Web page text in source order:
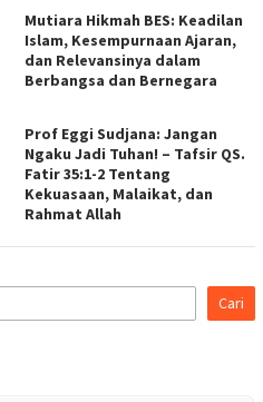
Mutiara Hikmah BES: Keadilan
Islam, Kesempurnaan Ajaran,
dan Relevansinya dalam
Berbangsa dan Bernegara
Prof Eggi Sudjana: Jangan
Ngaku Jadi Tuhan! – Tafsir QS.
Fatir 35:1-2 Tentang
Kekuasaan, Malaikat, dan
Rahmat Allah
Cari